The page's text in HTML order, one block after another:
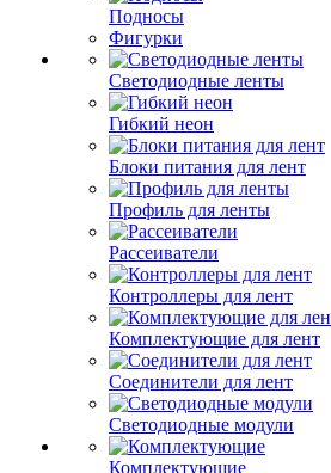
Подносы
Фигурки
Светодиодные ленты
Гибкий неон
Блоки питания для лент
Профиль для ленты
Рассеиватели
Контроллеры для лент
Комплектующие для лент
Соединители для лент
Светодиодные модули
Комплектующие